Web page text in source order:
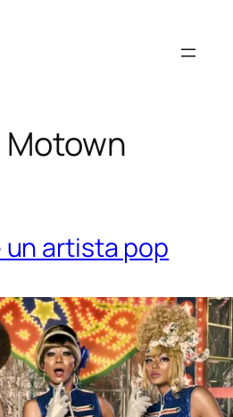
Motown
artista pop